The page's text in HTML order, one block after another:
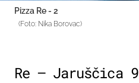
Pizza Re - 2
(Foto: Nika Borovac)
Re – Jaruščica 9